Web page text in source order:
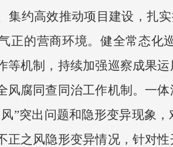
集约高效推动项目建设，扎
正的营商环境。健全常态
等机制，持续加强巡察成果
风腐同查同治工作机制。一
”突出问题和隐形变异现象
正之风隐形变异情况，针对